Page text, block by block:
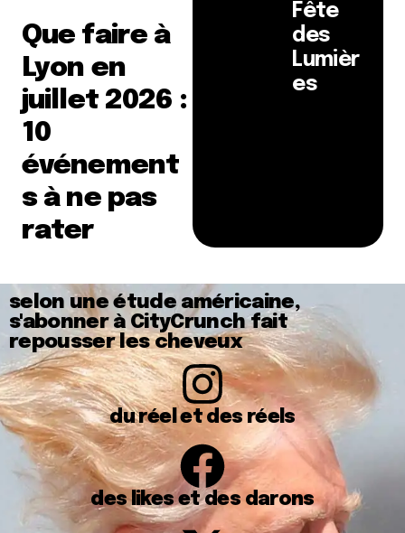
Que faire à
Lyon en
juillet 2026 :
10
événement
s à ne pas
rater
Fête
des
Lumièr
es
selon une étude américaine,
s'abonner à CityCrunch fait
repousser les cheveux
du réel et des réels
des likes et des darons